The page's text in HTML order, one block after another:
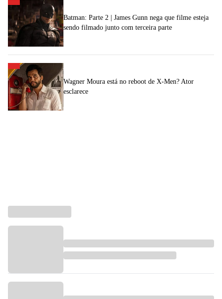
Batman: Parte 2 | James Gunn nega que filme esteja
sendo filmado junto com terceira parte
Wagner Moura está no reboot de X-Men? Ator
esclarece